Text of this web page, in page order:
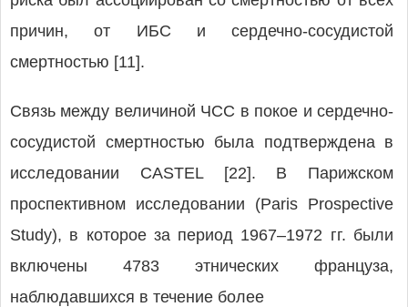
причин, от ИБС и сердечно-сосудистой
смертностью [11].
Связь между величиной ЧСС в покое и сердечно-
сосудистой смертностью была подтверждена в
исследовании CASTEL [22]. В Парижском
проспективном исследовании (Paris Prospective
Study), в которое за период 1967–1972 гг. были
включены 4783 этнических француза,
наблюдавшихся в течение более